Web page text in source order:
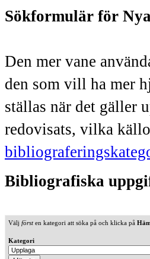
Sökformulär för
Den mer vane
den som vill ha mer
ställas när det gäller
redovisats, vilka
Bibliografiska
Välj försten kategori att söka på och klicka på
Kategori